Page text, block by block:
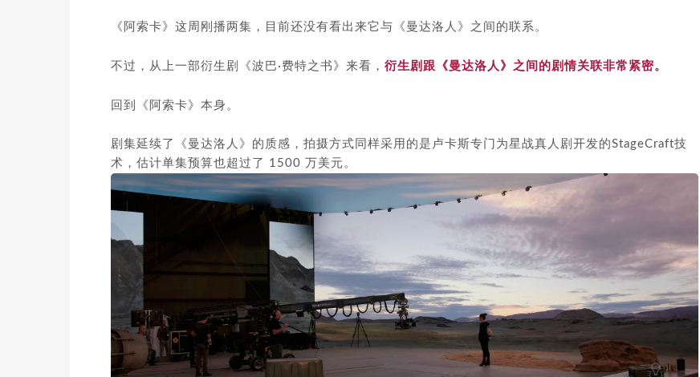
《阿索卡》这周刚播两集，目前还没有看出来它与《曼达洛人》之间的联系。
不过，从上一部衍生剧《波巴· 费特之书》来看， 衍生剧跟《曼达洛人》之间的剧情关联非常紧密。
回到《阿索卡》本身。
剧集延续了《曼达洛人》的质感，拍摄方式同样采用的是卢卡斯专门为星战真人剧开发的StageCraft技
术，估计单集预算也超过了 1500 万美元。